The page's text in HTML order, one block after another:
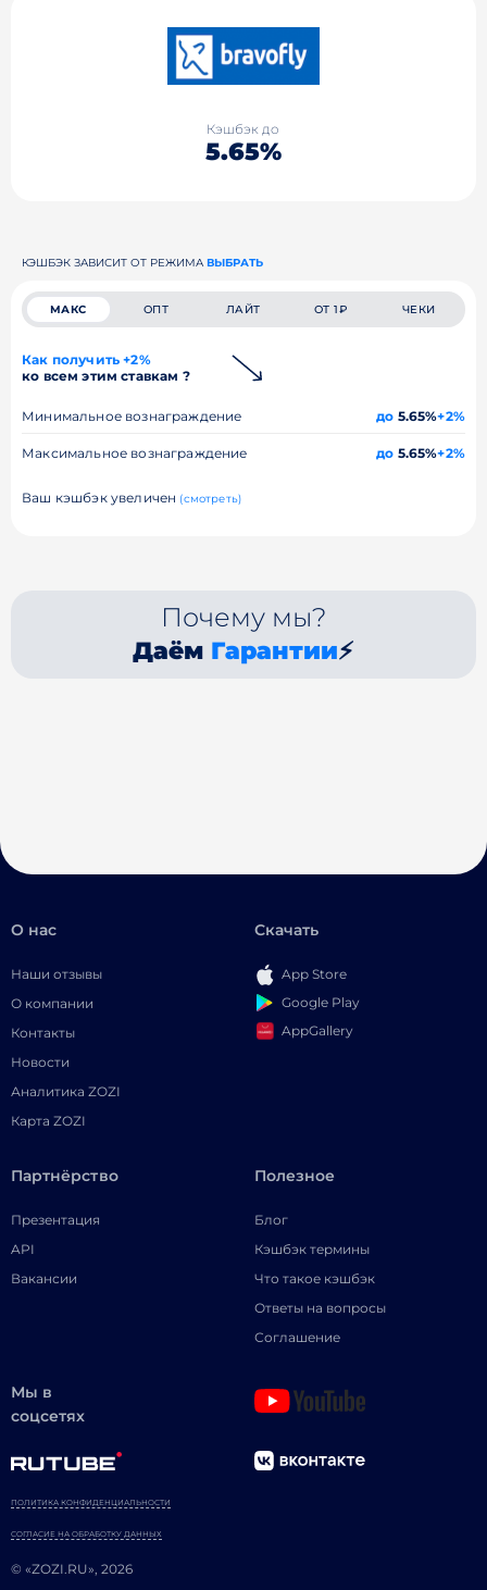
Кэшбэк до
5.65%
КЭШБЭК ЗАВИСИТ ОТ РЕЖИМА ВЫБРАТЬ
МАКС ОПТ ЛАЙТ ОТ 1₽ ЧЕКИ
Как получить +2%
ко всем этим ставкам ?
Минимальное вознаграждение до 5.65%+2%
Максимальное вознаграждение до 5.65%+2%
Ваш кэшбэк увеличен (смотреть)
Почему мы?
Даём Гарантии⚡
О нас
Наши отзывы
О компании
Контакты
Новости
Аналитика ZOZI
Карта ZOZI
Скачать
App Store
Google Play
AppGallery
Партнёрство
Презентация
API
Вакансии
Полезное
Блог
Кэшбэк термины
Что такое кэшбэк
Ответы на вопросы
Соглашение
Мы в
соцсетях
© «ZOZI.RU», 2026
ПОЛИТИКА КОНФИДЕНЦИАЛЬНОСТИ
СОГЛАСИЕ НА ОБРАБОТКУ ДАННЫХ